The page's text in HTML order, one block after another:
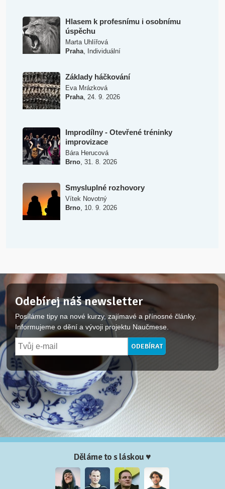
Hlasem k profesnímu i osobnímu
úspěchu
Marta Uhlířová
Praha, Individuální
Základy háčkování
Eva Mrázková
Praha, 24. 9. 2026
Improdílny - Otevřené tréninky
improvizace
Bára Herucová
Brno, 31. 8. 2026
Smysluplné rozhovory
Vítek Novotný
Brno, 10. 9. 2026
Odebírej náš newsletter
Posíláme tipy na nové kurzy, zajímavé a přínosné články.
Informujeme o dění a vývoji projektu Naučmese.
Děláme to s láskou ♥